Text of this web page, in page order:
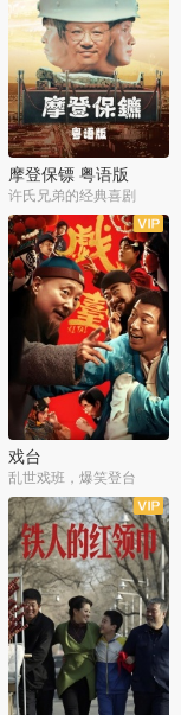
摩登保镖 粤语版
许氏兄弟的经典喜剧
戏台
乱世戏班，爆笑登台